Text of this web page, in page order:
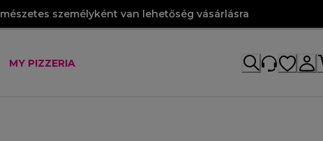
személyként van lehetőség vásárlásra
MY PIZZERIA